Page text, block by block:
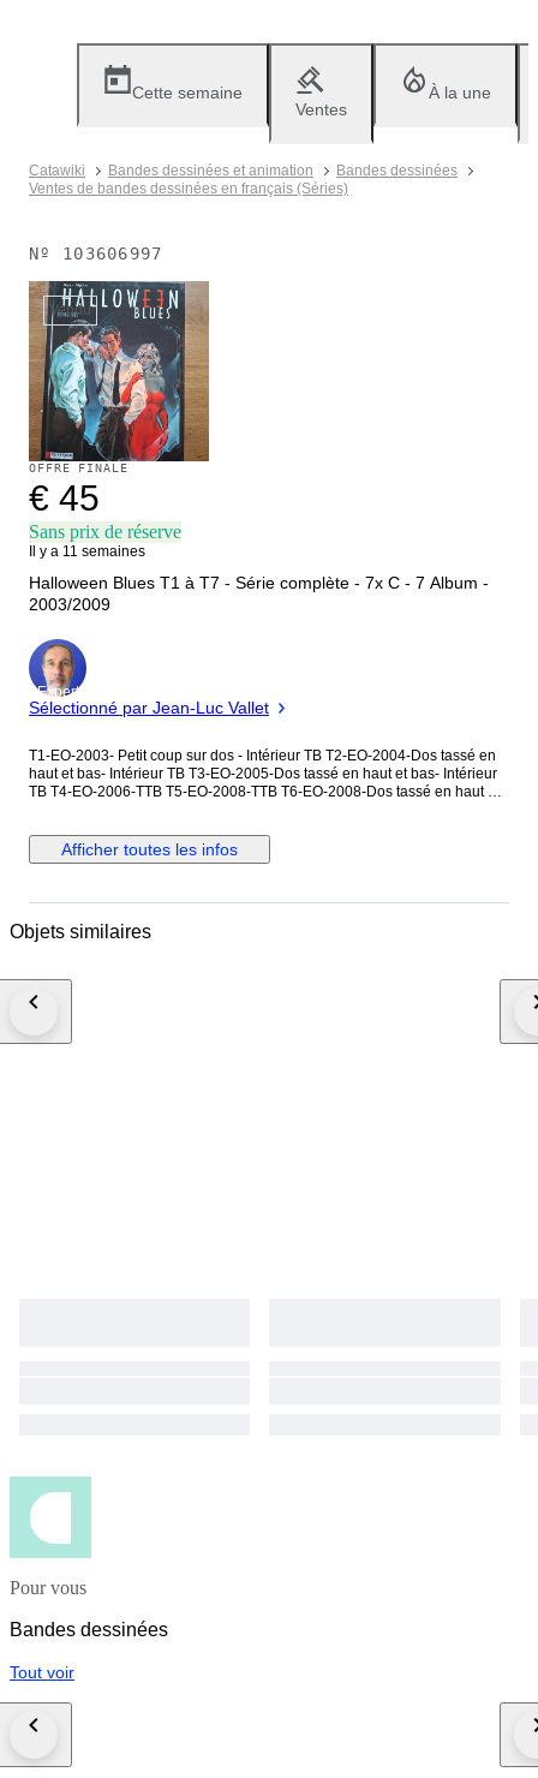
Cette semaine
Ventes
À la une
Catawiki Bandes dessinées et animation
Bandes dessinées
Ventes de bandes dessinées en français (Séries)
Nº 103606997
Vendu
OFFRE FINALE
€ 45
Sans prix de réserve
Il y a 11 semaines
Halloween Blues T1 à T7 - Série complète - 7x C - 7 Album -
2003/2009
Expert
Sélectionné par Jean-Luc Vallet
T1-EO-2003- Petit coup sur dos - Intérieur TB T2-EO-2004-Dos tassé en
haut et bas- Intérieur TB T3-EO-2005-Dos tassé en haut et bas- Intérieur
TB T4-EO-2006-TTB T5-EO-2008-TTB T6-EO-2008-Dos tassé en haut et
Afficher toutes les infos
Objets similaires
Pour vous
Bandes dessinées
Tout voir